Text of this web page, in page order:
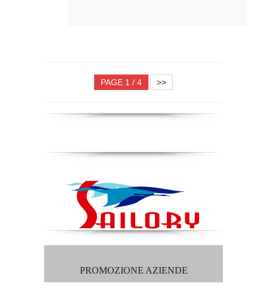
PAGE 1 / 4 >>
PROMOZIONE AZIENDE